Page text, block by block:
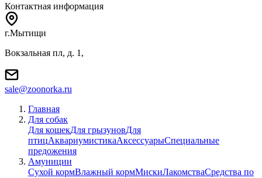
Контактная информация
г.Мытищи
Вокзальная пл, д. 1,
sale@zoonorka.ru
Главная
Для собак
Для кошекДля грызуновДля
птицАквариумистикаАксессуарыСпециальные
предожения
Амуниции
Сухой кормВлажный кормМискиЛакомстваСредства по